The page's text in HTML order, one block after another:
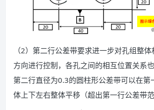
（2）第二行公差带要求进一步对孔组整
方向进行控制，各孔之间的相互位置关系
第二行直径为0.3的圆柱形公差带可以在第
体上下左右整体平移（超出第一行公差带范